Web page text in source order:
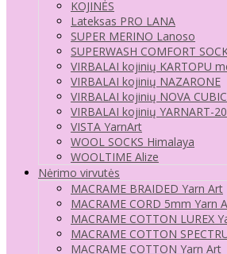
KOJINĖS
Lateksas PRO LANA
SUPER MERINO Lanoso
SUPERWASH COMFORT
VIRBALAI kojinių KARTOPU
VIRBALAI kojinių NAZARONE
VIRBALAI kojinių NOVA
VIRBALAI kojinių YARNART-20
VISTA YarnArt
WOOL SOCKS Himalaya
WOOLTIME Alize
Nėrimo virvutės
MACRAME BRAIDED Yarn Art
MACRAME CORD 5mm Yarn
MACRAME COTTON LUREX
MACRAME COTTON
MACRAME COTTON Yarn Art